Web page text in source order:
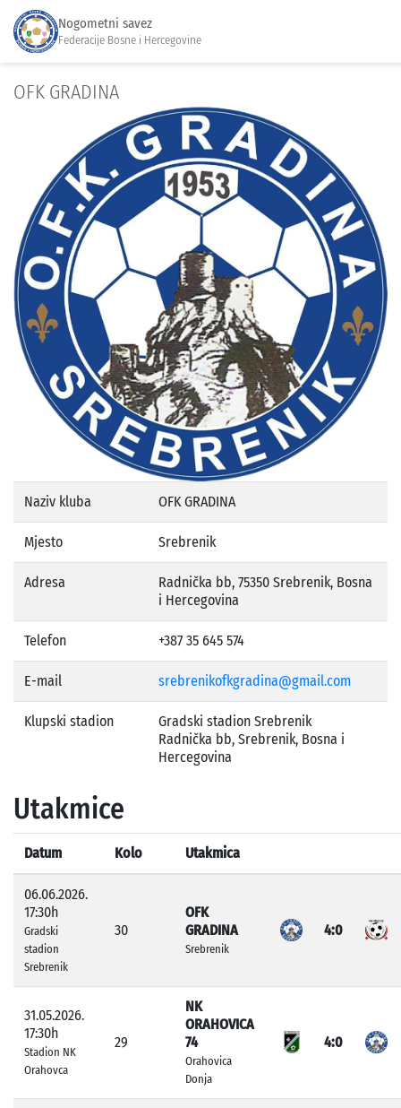
Nogometni savez
Federacije Bosne i Hercegovine
OFK GRADINA
Naziv kluba OFK GRADINA
Mjesto Srebrenik
Adresa
Radnička bb, 75350 Srebrenik, Bosna
i Hercegovina
Telefon +387 35 645 574
E-mail srebrenikofkgradina@gmail.com
Klupski stadion
Gradski stadion Srebrenik
Radnička bb, Srebrenik, Bosna i
Hercegovina
Utakmice
Datum Kolo Utakmica
06.06.2026.
17:30h
Gradski
stadion
Srebrenik
30
OFK
GRADINA
Srebrenik
4:0
31.05.2026.
17:30h
Stadion NK
Orahovca
29
NK
ORAHOVICA
74
Orahovica
Donja
4:0